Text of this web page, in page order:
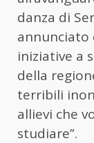
danza di
annunciato
iniziative a
della
terribili
allievi che
studiare”.